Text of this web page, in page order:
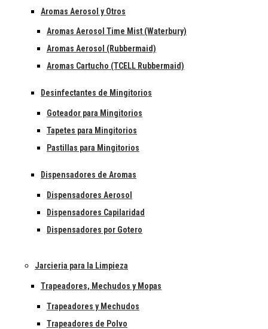
Aromas Aerosol y Otros
Aromas Aerosol Time Mist (Waterbury)
Aromas Aerosol (Rubbermaid)
Aromas Cartucho (TCELL Rubbermaid)
Desinfectantes de Mingitorios
Goteador para Mingitorios
Tapetes para Mingitorios
Pastillas para Mingitorios
Dispensadores de Aromas
Dispensadores Aerosol
Dispensadores Capilaridad
Dispensadores por Gotero
Jarcieria para la Limpieza
Trapeadores, Mechudos y Mopas
Trapeadores y Mechudos
Trapeadores de Polvo